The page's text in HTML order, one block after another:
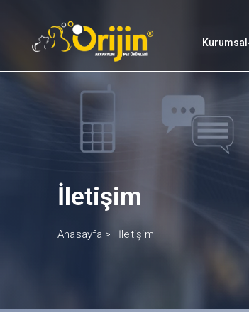
Kurumsal
İletişim
Anasayfa > İletişim